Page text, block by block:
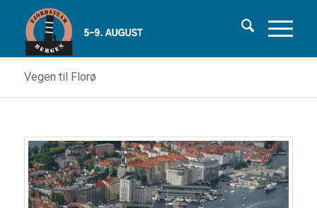
Vegen til Florø